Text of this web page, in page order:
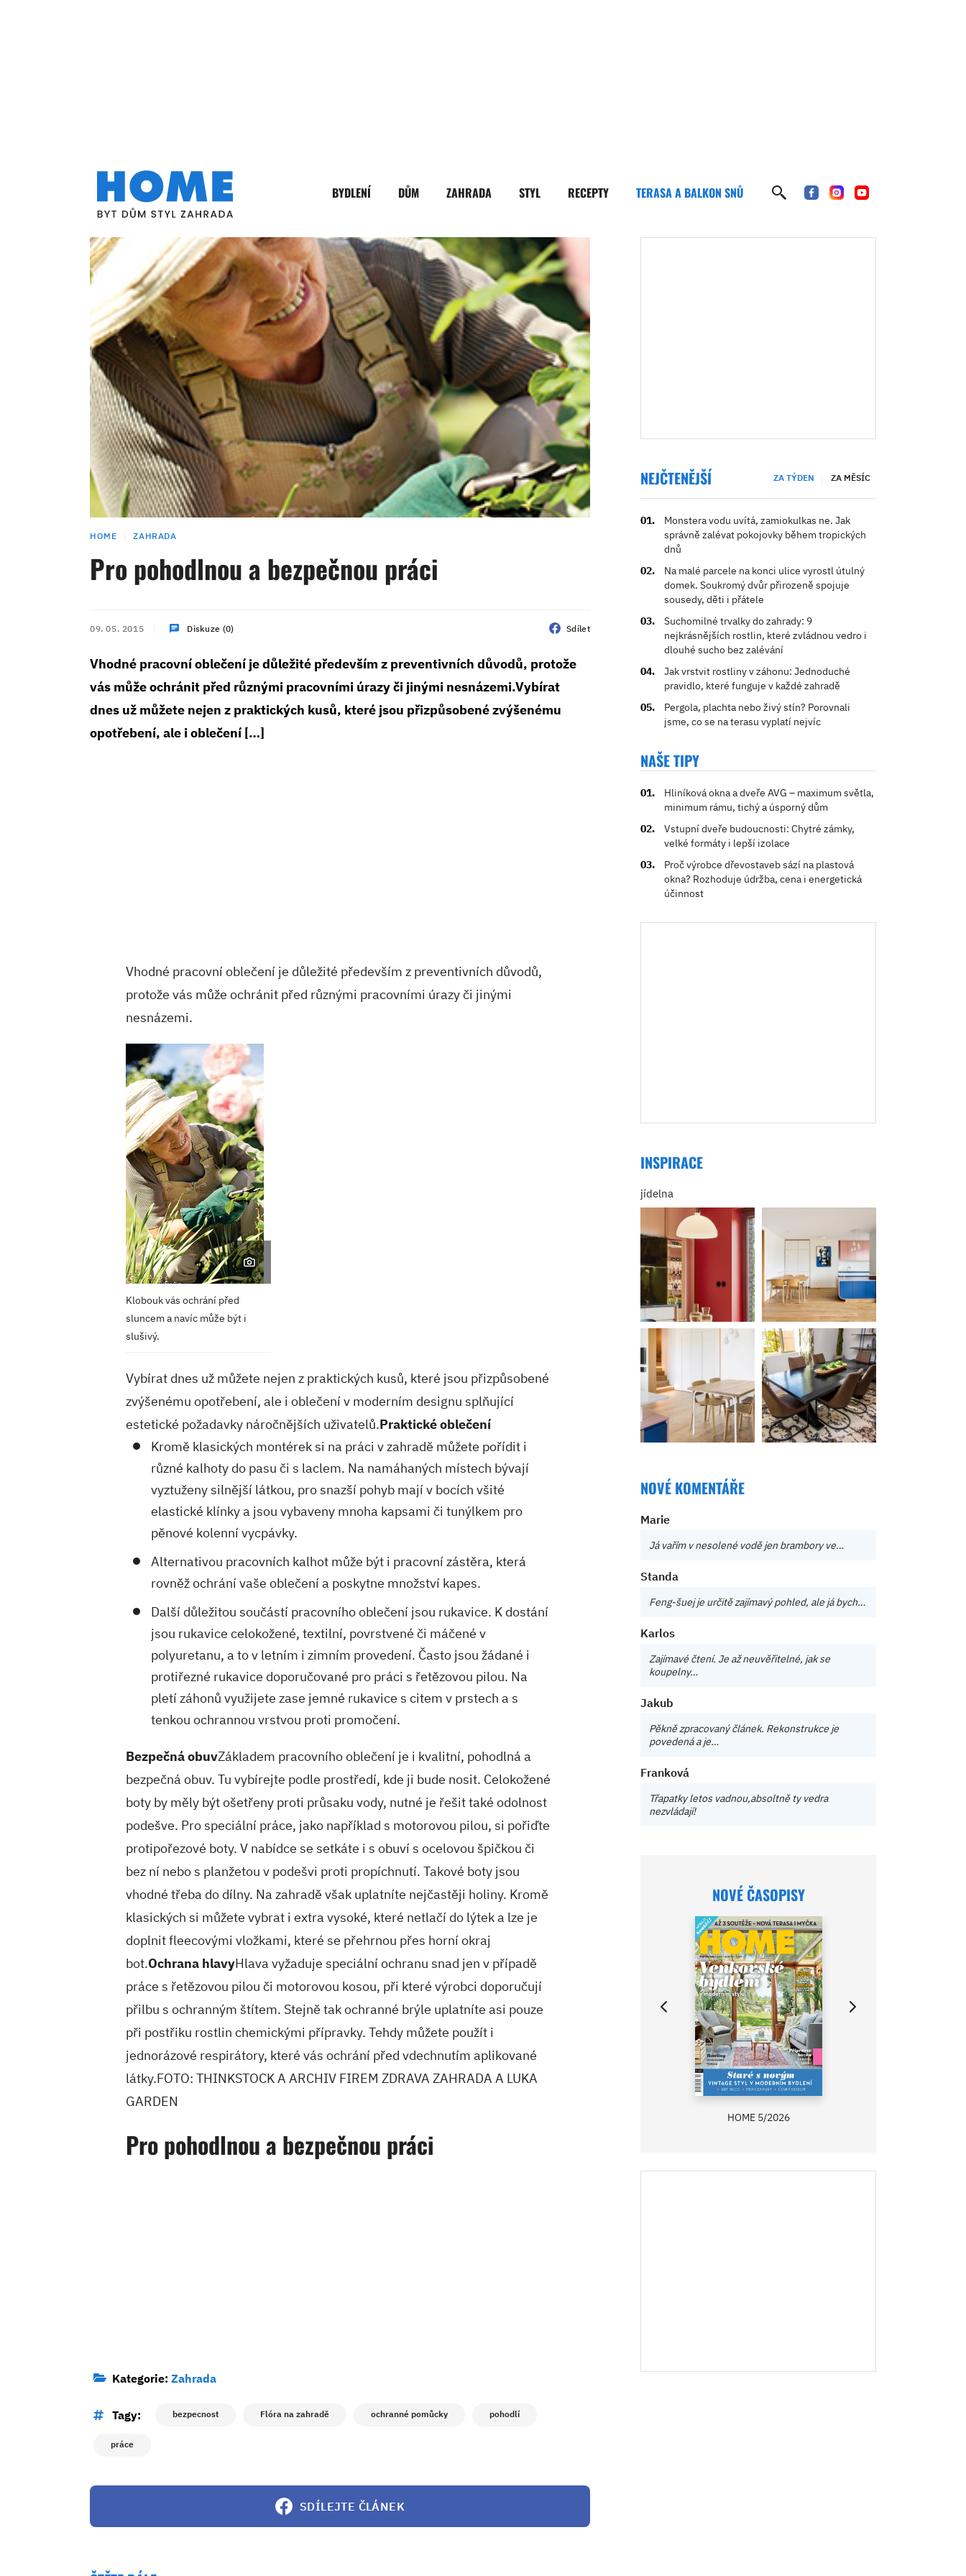
BYDLENÍ DŮM ZAHRADA STYL RECEPTY TERASA A BALKON SNŮ
HOME ZAHRADA
Pro pohodlnou a bezpečnou práci
09. 05. 2015 Diskuze (0) Sdílet
Vhodné pracovní oblečení je důležité především z preventivních důvodů, protože
vás může ochránit před různými pracovními úrazy či jinými nesnázemi.Vybírat
dnes už můžete nejen z praktických kusů, které jsou přizpůsobené zvýšenému
opotřebení, ale i oblečení […]
Vhodné pracovní oblečení je důležité především z preventivních důvodů,
protože vás může ochránit před různými pracovními úrazy či jinými
nesnázemi.
Klobouk vás ochrání před
sluncema navíc může být i
slušivý.
Vybírat dnes už můžete nejen z praktických kusů, které jsou přizpůsobené
zvýšenému opotřebení, ale i oblečení v moderním designu splňující
estetické požadavky náročnějších uživatelů.Praktické oblečení
Kromě klasických montérek si na práci v zahradě můžete pořídit i
různé kalhoty do pasu či s laclem. Na namáhaných místech bývají
vyztuženy silnější látkou, pro snazší pohyb mají v bocích všité
elastické klínky a jsou vybaveny mnoha kapsami či tunýlkem pro
pěnové kolenní vycpávky.
Alternativou pracovních kalhot může být i pracovní zástěra, která
rovněž ochrání vaše oblečení a poskytne množství kapes.
Další důležitou součástí pracovního oblečení jsou rukavice. K dostání
jsou rukavice celokožené, textilní, povrstvené či máčené v
polyuretanu, a to v letním i zimním provedení. Často jsou žádané i
protiřezné rukavice doporučované pro práci s řetězovou pilou. Na
pletí záhonů využijete zase jemné rukavice s citem v prstech a s
tenkou ochrannou vrstvou proti promočení.
Bezpečná obuvZákladem pracovního oblečení je i kvalitní, pohodlná a
bezpečná obuv. Tu vybírejte podle prostředí, kde ji bude nosit. Celokožené
boty by měly být ošetřeny proti průsaku vody, nutné je řešit také odolnost
podešve. Pro speciální práce, jako například s motorovou pilou, si pořiďte
protipořezové boty. V nabídce se setkáte i s obuví s ocelovou špičkou či
bez ní nebo s planžetou v podešvi proti propíchnutí. Takové boty jsou
vhodné třeba do dílny. Na zahradě však uplatníte nejčastěji holiny. Kromě
klasických si můžete vybrat i extra vysoké, které netlačí do lýtek a lze je
doplnit fleecovými vložkami, které se přehrnou přes horní okraj
bot.Ochrana hlavyHlava vyžaduje speciální ochranu snad jen v případě
práce s řetězovou pilou či motorovou kosou, při které výrobci doporučují
přilbu s ochranným štítem. Stejně tak ochranné brýle uplatníte asi pouze
při postřiku rostlin chemickými přípravky. Tehdy můžete použít i
jednorázové respirátory, které vás ochrání před vdechnutím aplikované
látky.FOTO: THINKSTOCK A ARCHIV FIREM ZDRAVA ZAHRADA A LUKA
GARDEN
Pro pohodlnou a bezpečnou práci
Kategorie: Zahrada
Tagy: bezpecnost Flóra na zahradě ochranné pomůcky pohodlí
práce
SDÍLEJTE ČLÁNEK
NEJČTENĚJŠÍ ZA TÝDEN ZA MĚSÍC
Monstera vodu uvítá, zamiokulkas ne. Jak
správně zalévat pokojovky během tropických
dnů
Na malé parcele na konci ulice vyrostl útulný
domek. Soukromý dvůr přirozeně spojuje
sousedy, děti i přátele
Suchomilné trvalky do zahrady: 9
nejkrásnějších rostlin, které zvládnou vedro i
dlouhé sucho bez zalévání
Jak vrstvit rostliny v záhonu: Jednoduché
pravidlo, které funguje v každé zahradě
Pergola, plachta nebo živý stín? Porovnali
jsme, co se na terasu vyplatí nejvíc
NAŠE TIPY
Hliníková okna a dveře AVG – maximum světla,
minimum rámu, tichý a úsporný dům
Vstupní dveře budoucnosti: Chytré zámky,
velké formáty i lepší izolace
Proč výrobce dřevostaveb sází na plastová
okna? Rozhoduje údržba, cena i energetická
účinnost
INSPIRACE
jídelna
NOVÉ KOMENTÁŘE
Marie
Já vařím v nesolené vodě jen brambory ve…
Standa
Feng-šuej je určitě zajímavý pohled, ale já bych…
Karlos
Zajímavé čtení. Je až neuvěřitelné, jak se
koupelny…
Jakub
Pěkně zpracovaný článek. Rekonstrukce je
povedená a je…
Franková
Třapatky letos vadnou,absoltně ty vedra
nezvládají!
NOVÉ ČASOPISY
HOME 5/2026